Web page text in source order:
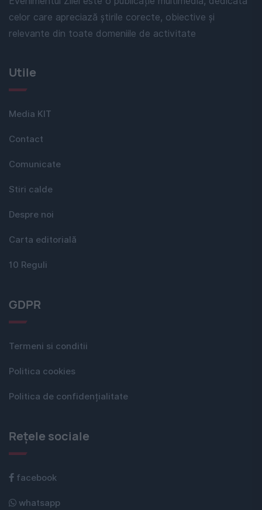
celor care apreciază știrile corecte, obiective și
relevante din toate domeniile de activitate
Utile
Media KIT
Contact
Comunicate
Stiri calde
Despre noi
Carta editorială
10 Reguli
GDPR
Termeni si conditii
Politica cookies
Politica de confidențialitate
Rețele sociale
facebook
whatsapp